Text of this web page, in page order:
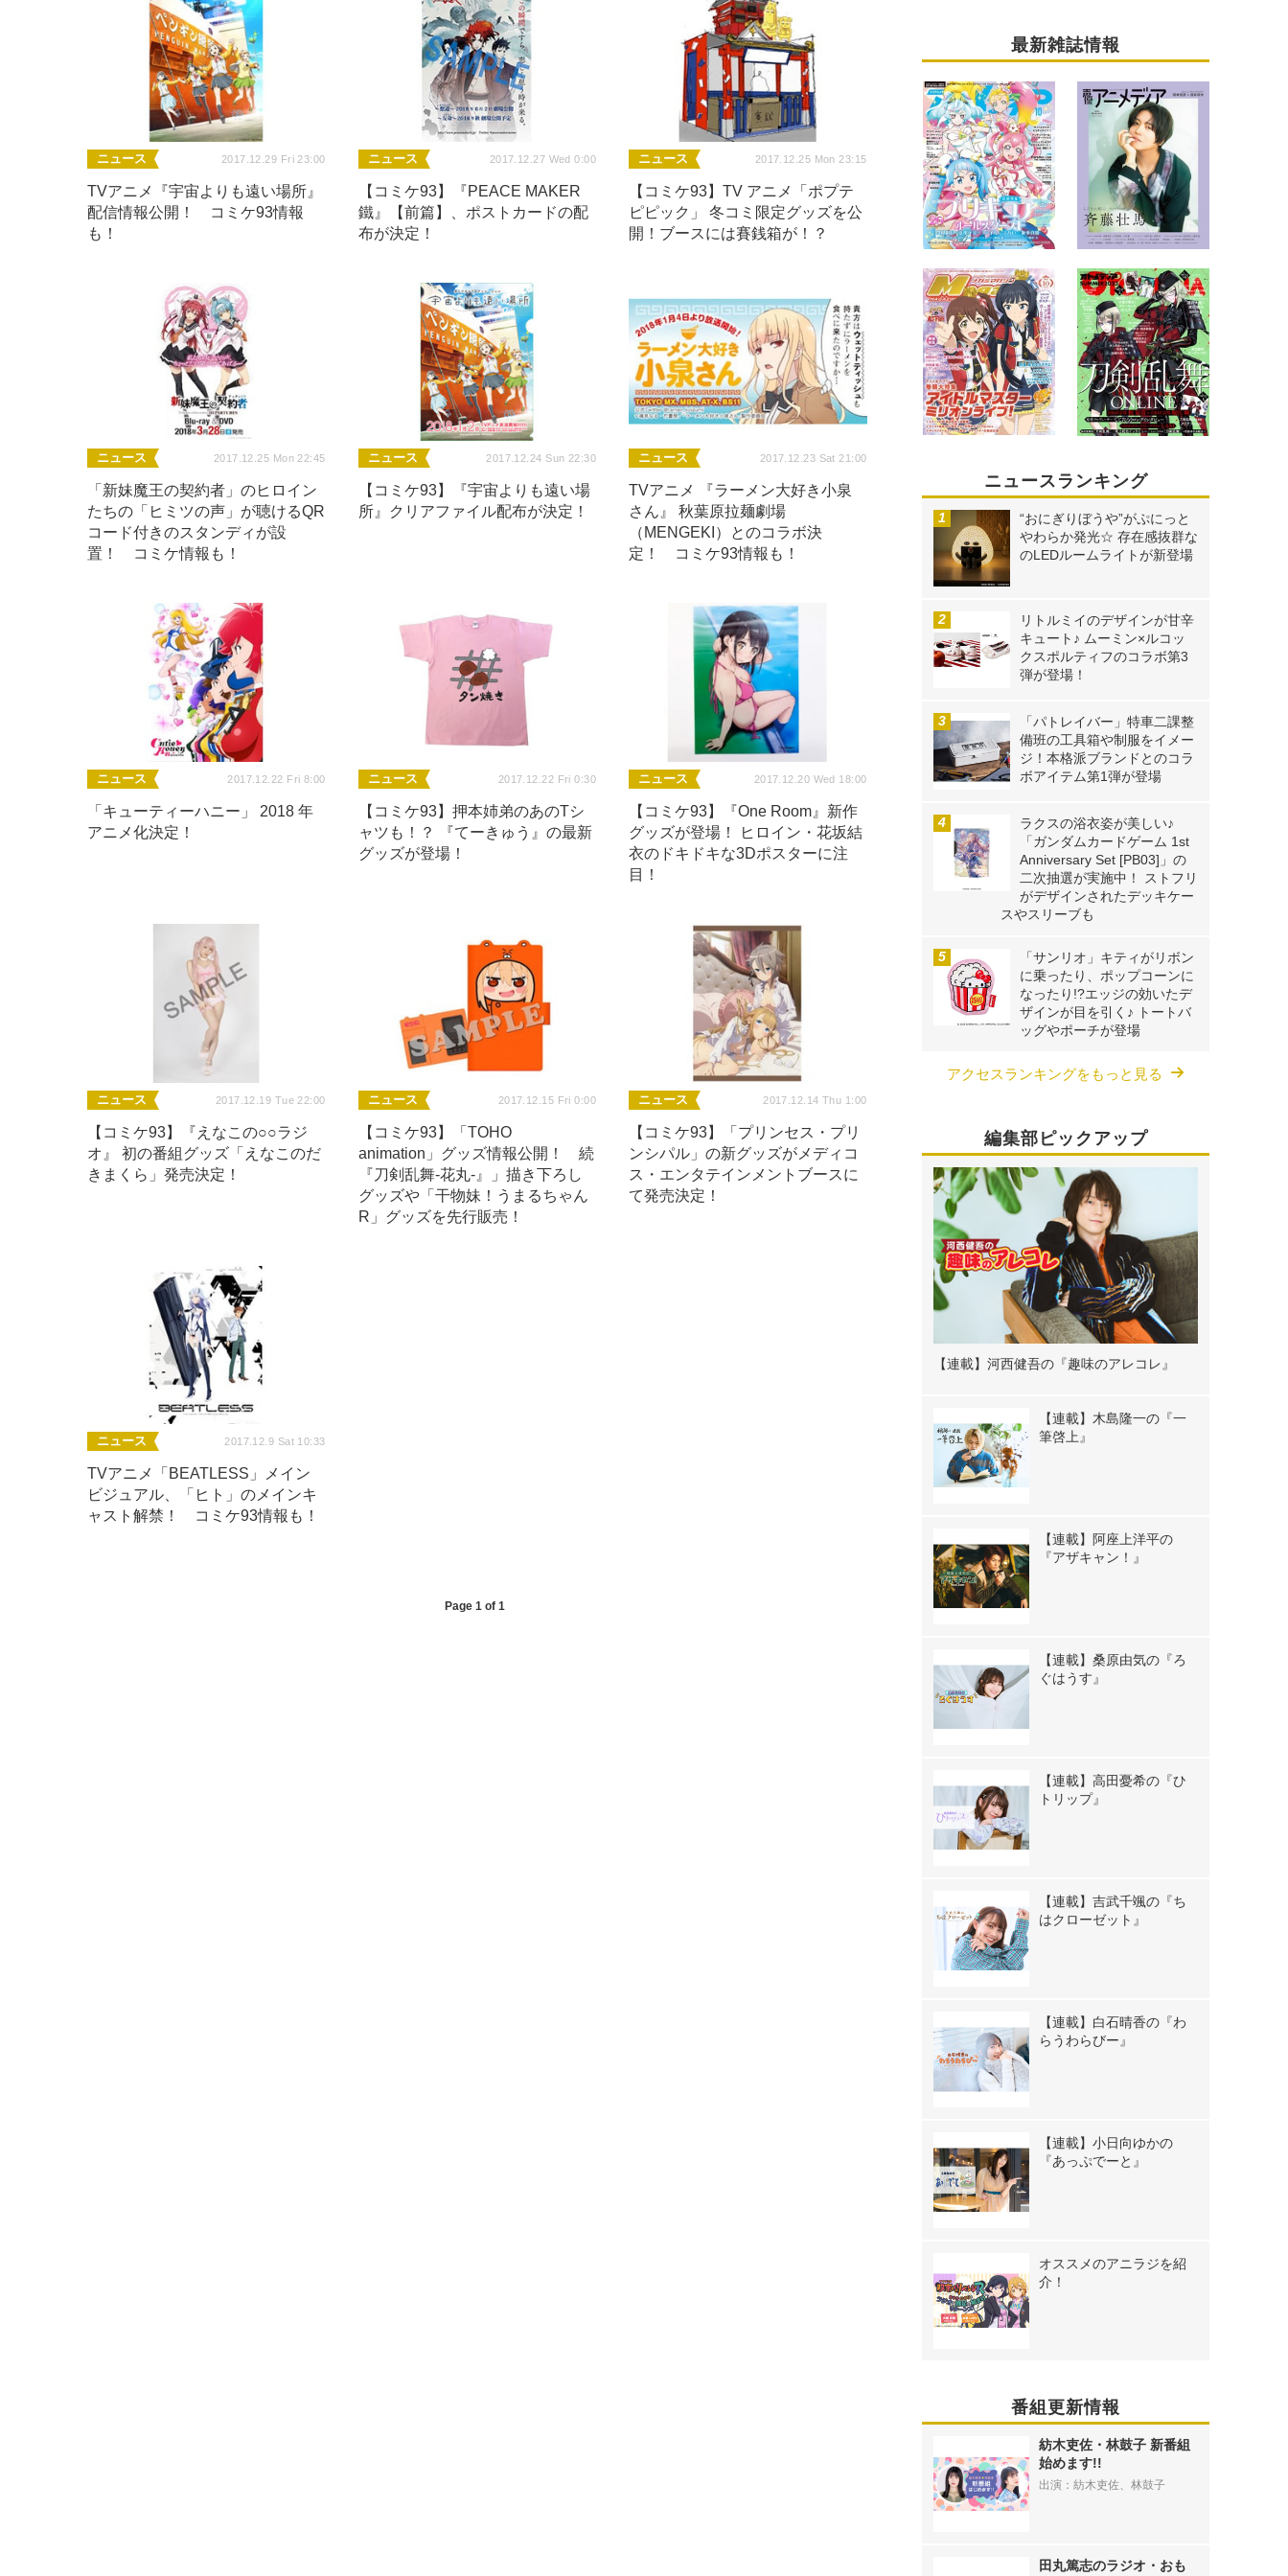
ニュース 2017.12.29 Fri 23:00
TVアニメ『宇宙よりも遠い場所』
配信情報公開！ コミケ93情報
も！
ニュース 2017.12.27 Wed 0:00
【コミケ93】『PEACE MAKER
鐵』【前篇】、ポストカードの配
布が決定！
ニュース 2017.12.25 Mon 23:15
【コミケ93】TV アニメ「ポプテ
ピピック」 冬コミ限定グッズを公
開！ブースには賽銭箱が！？
ニュース 2017.12.25 Mon 22:45
「新妹魔王の契約者」のヒロイン
たちの「ヒミツの声」が聴けるQR
コード付きのスタンディが設
置！ コミケ情報も！
ニュース 2017.12.24 Sun 22:30
【コミケ93】『宇宙よりも遠い場
所』クリアファイル配布が決定！
ニュース 2017.12.23 Sat 21:00
TVアニメ 『ラーメン大好き小泉
さん』 秋葉原拉麺劇場
（MENGEKI）とのコラボ決
定！ コミケ93情報も！
ニュース 2017.12.22 Fri 8:00
「キューティーハニー」 2018 年
アニメ化決定！
ニュース 2017.12.22 Fri 0:30
【コミケ93】押本姉弟のあのTシ
ャツも！？ 『てーきゅう』の最新
グッズが登場！
ニュース 2017.12.20 Wed 18:00
【コミケ93】『One Room』新作
グッズが登場！ ヒロイン・花坂結
衣のドキドキな3Dポスターに注
目！
ニュース 2017.12.19 Tue 22:00
【コミケ93】『えなこの○○ラジ
オ』 初の番組グッズ「えなこのだ
きまくら」発売決定！
ニュース 2017.12.15 Fri 0:00
【コミケ93】「TOHO
animation」グッズ情報公開！ 続
『刀剣乱舞-花丸-』」描き下ろし
グッズや「干物妹！うまるちゃん
R」グッズを先行販売！
ニュース 2017.12.14 Thu 1:00
【コミケ93】「プリンセス・プリ
ンシパル」の新グッズがメディコ
ス・エンタテインメントブースに
て発売決定！
ニュース 2017.12.9 Sat 10:33
TVアニメ「BEATLESS」メイン
ビジュアル、「ヒト」のメインキ
ャスト解禁！ コミケ93情報も！
Page 1 of 1
最新雑誌情報
ニュースランキング
“おにぎりぼうや”がぷにっと
やわらか発光☆ 存在感抜群な
のLEDルームライトが新登場
リトルミイのデザインが甘辛
キュート♪ ムーミン×ルコッ
クスポルティフのコラボ第3
弾が登場！
「パトレイバー」特車二課整
備班の工具箱や制服をイメー
ジ！本格派ブランドとのコラ
ボアイテム第1弾が登場
ラクスの浴衣姿が美しい♪
「ガンダムカードゲーム 1st
Anniversary Set [PB03]」の
二次抽選が実施中！ ストフリ
がデザインされたデッキケー
スやスリーブも
「サンリオ」キティがリボン
に乗ったり、ポップコーンに
なったり!?エッジの効いたデ
ザインが目を引く♪ トートバ
ッグやポーチが登場
アクセスランキングをもっと見る
編集部ピックアップ
【連載】河西健吾の『趣味のアレコレ』
【連載】木島隆一の『一
筆啓上』
【連載】阿座上洋平の
『アザキャン！』
【連載】桑原由気の『ろ
ぐはうす』
【連載】高田憂希の『ひ
トリップ』
【連載】吉武千颯の『ち
はクローゼット』
【連載】白石晴香の『わ
らうわらびー』
【連載】小日向ゆかの
『あっぷでーと』
オススメのアニラジを紹
介！
番組更新情報
紡木吏佐・林鼓子 新番組
始めます!!
出演：紡木吏佐、林鼓子
田丸篤志のラジオ・おも